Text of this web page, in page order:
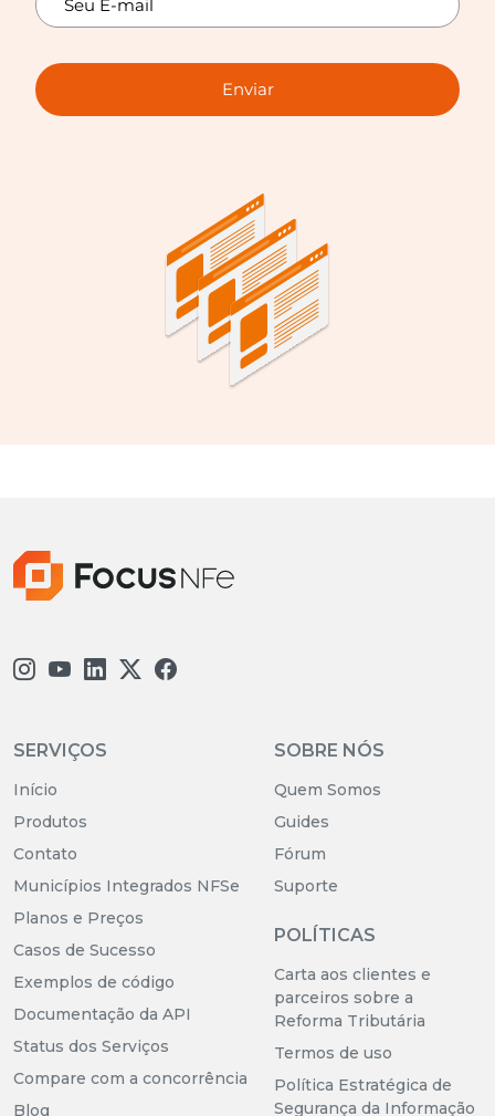
Enviar
SERVIÇOS
Início
Produtos
Contato
Municípios Integrados NFSe
Planos e Preços
Casos de Sucesso
Exemplos de código
Documentação da API
Status dos Serviços
Compare com a concorrência
Blog
SOBRE NÓS
Quem Somos
Guides
Fórum
Suporte
POLÍTICAS
Carta aos clientes e
parceiros sobre a
Reforma Tributária
Termos de uso
Política Estratégica de
Segurança da Informação